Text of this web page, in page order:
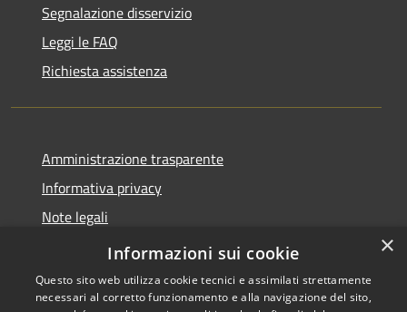
Segnalazione disservizio
Leggi le FAQ
Richiesta assistenza
Amministrazione trasparente
Informativa privacy
Note legali
Dichiarazione di accessibilità
×
Informazioni sui cookie
Questo sito web utilizza cookie tecnici e assimilati strettamente
necessari al corretto funzionamento e alla navigazione del sito,